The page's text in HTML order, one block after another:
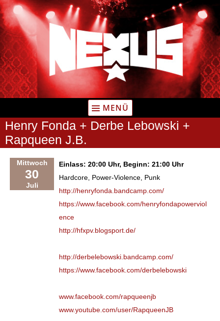
Zum
Inhalt
springen
MENÜ
Henry Fonda + Derbe Lebowski +
Rapqueen J.B.
Mittwoch
30
Juli
Einlass: 20:00 Uhr, Beginn: 21:00 Uhr
Hardcore, Power-Violence, Punk
http://henryfonda.bandcamp.com/
https://www.facebook.com/henryfondapowerviol
ence
http://hfxpv.blogsport.de/
http://derbelebowski.bandcamp.com/
https://www.facebook.com/derbelebowski
www.facebook.com/rapqueenjb
www.youtube.com/user/RapqueenJB